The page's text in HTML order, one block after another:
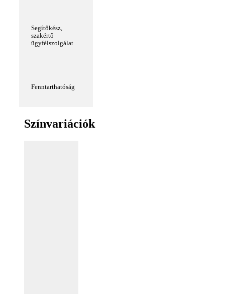
Segítőkész,
szakértő
ügyfélszolgálat
Fenntarthatóság
Színvariációk